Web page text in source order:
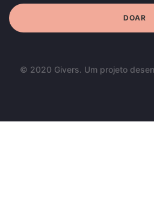
DOAR
© 2020 Givers. Um projeto